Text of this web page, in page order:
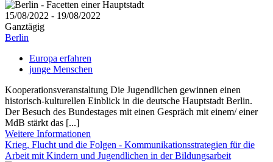
15/08/2022 - 19/08/2022
Ganztägig
Berlin
Europa erfahren
junge Menschen
Kooperationsveranstaltung Die Jugendlichen gewinnen einen
historisch-kulturellen Einblick in die deutsche Hauptstadt Berlin.
Der Besuch des Bundestages mit einen Gespräch mit einem/ einer
MdB stärkt das [...]
Weitere Informationen
Krieg, Flucht und die Folgen - Kommunikationsstrategien für die
Arbeit mit Kindern und Jugendlichen in der Bildungsarbeit